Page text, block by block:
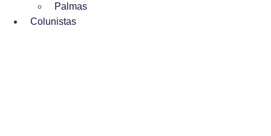
Palmas
Colunistas